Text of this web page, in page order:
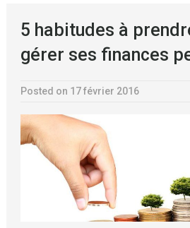
5 habitudes à
gérer ses finances
Posted on 17 février 2016